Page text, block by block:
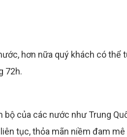
hơn nữa quý khách có thể
72h.
của các nước như Trung
tục, thỏa mãn niềm đam